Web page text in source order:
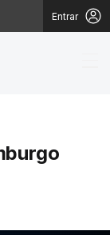
Entrar
do